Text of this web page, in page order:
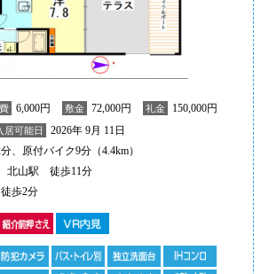
6,000円 敷金 72,000円 礼金 150,000円
居可能日
2026年 9月 11日
原付バイク9分（4.4km）
北山駅 徒歩11分
歩2分